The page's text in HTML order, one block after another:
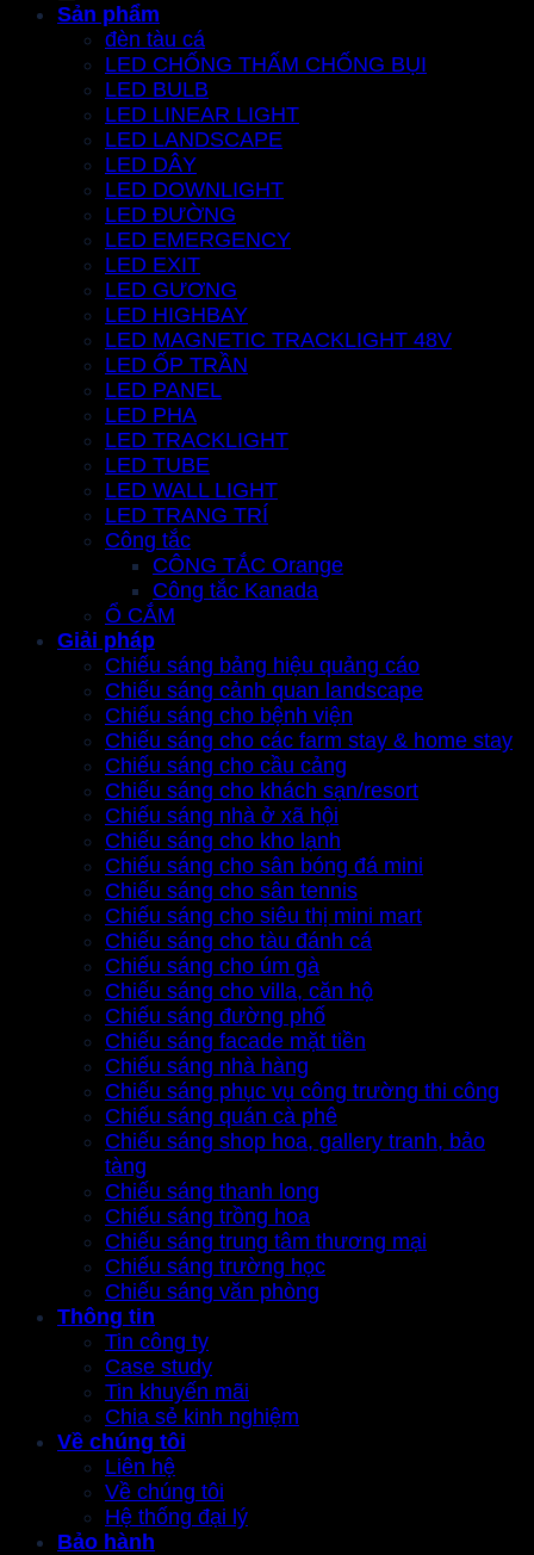
Sản phẩm
đèn tàu cá
LED CHỐNG THẤM CHỐNG BỤI
LED BULB
LED LINEAR LIGHT
LED LANDSCAPE
LED DÂY
LED DOWNLIGHT
LED ĐƯỜNG
LED EMERGENCY
LED EXIT
LED GƯƠNG
LED HIGHBAY
LED MAGNETIC TRACKLIGHT 48V
LED ỐP TRẦN
LED PANEL
LED PHA
LED TRACKLIGHT
LED TUBE
LED WALL LIGHT
LED TRANG TRÍ
Công tắc
CÔNG TẮC Orange
Công tắc Kanada
Ổ CẮM
Giải pháp
Chiếu sáng bảng hiệu quảng cáo
Chiếu sáng cảnh quan landscape
Chiếu sáng cho bệnh viện
Chiếu sáng cho các farm stay & home stay
Chiếu sáng cho cầu cảng
Chiếu sáng cho khách sạn/resort
Chiếu sáng nhà ở xã hội
Chiếu sáng cho kho lạnh
Chiếu sáng cho sân bóng đá mini
Chiếu sáng cho sân tennis
Chiếu sáng cho siêu thị mini mart
Chiếu sáng cho tàu đánh cá
Chiếu sáng cho úm gà
Chiếu sáng cho villa, căn hộ
Chiếu sáng đường phố
Chiếu sáng facade mặt tiền
Chiếu sáng nhà hàng
Chiếu sáng phục vụ công trường thi công
Chiếu sáng quán cà phê
Chiếu sáng shop hoa, gallery tranh, bảo
tàng
Chiếu sáng thanh long
Chiếu sáng trồng hoa
Chiếu sáng trung tâm thương mại
Chiếu sáng trường học
Chiếu sáng văn phòng
Thông tin
Tin công ty
Case study
Tin khuyến mãi
Chia sẻ kinh nghiệm
Về chúng tôi
Liên hệ
Về chúng tôi
Hệ thống đại lý
Bảo hành